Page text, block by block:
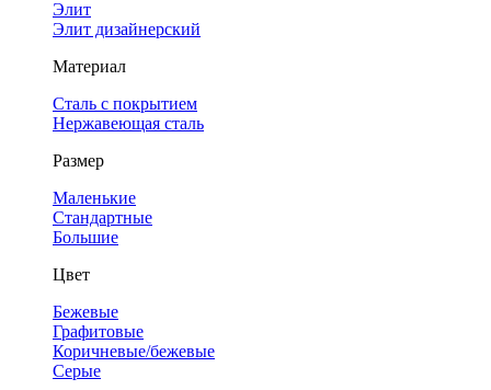
Элит
Элит дизайнерский
Материал
Сталь с покрытием
Нержавеющая сталь
Размер
Маленькие
Стандартные
Большие
Цвет
Бежевые
Графитовые
Коричневые/бежевые
Серые